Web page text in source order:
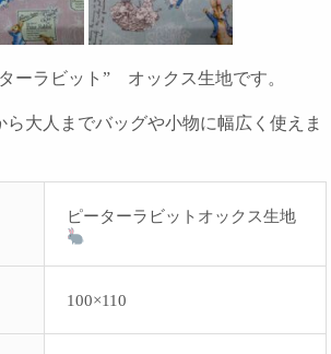
ーラビット” オックス生地です。
大人までバッグや小物に幅広く使えま
ピーターラビットオックス生地
100×110